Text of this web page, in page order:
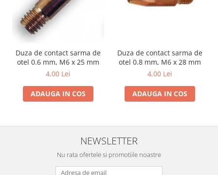
Freze de zapada
Despicatoare busteni
Ingrijire gazon
Motocoase
Motoferastraie
Atomizoare si pulverizatoare
Motoburghie
Solutii depozitare
Duza de contact sarma de
otel 0.6 mm, M6 x 25 mm
4,00 Lei
ADAUGA IN COS
Duza de contact sarma de
otel 0.8 mm, M6 x 28 mm
4,00 Lei
ADAUGA IN COS
NEWSLETTER
Nu rata ofertele si promotiile noastre